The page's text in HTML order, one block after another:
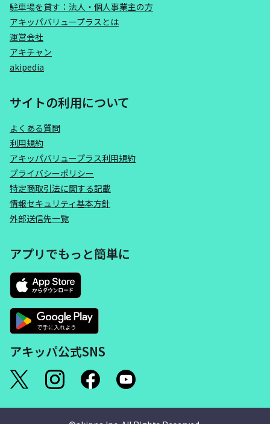
駐車場を貸す：法人・個人事業主の方
アキッパバリュープラスとは
運営会社
アキチャン
akipedia
サイトの利用について
よくある質問
利用規約
アキッパバリュープラス利用規約
プライバシーポリシー
特定商取引法に関する記載
情報セキュリティ基本方針
外部送信先一覧
アプリでもっと簡単に
アキッパ公式SNS